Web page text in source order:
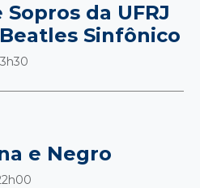
da UFRJ
Sinfônico
e Negro